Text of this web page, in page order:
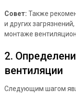
Совет: Также
и других
монтаже
2.
вентиляции
Следующим шагом